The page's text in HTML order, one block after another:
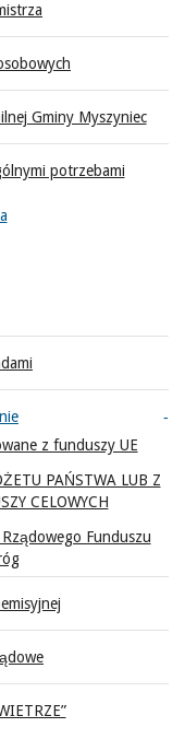
Gminy Myszyniec
potrzebami
z funduszy UE
PAŃSTWA LUB Z
CELOWYCH
Funduszu